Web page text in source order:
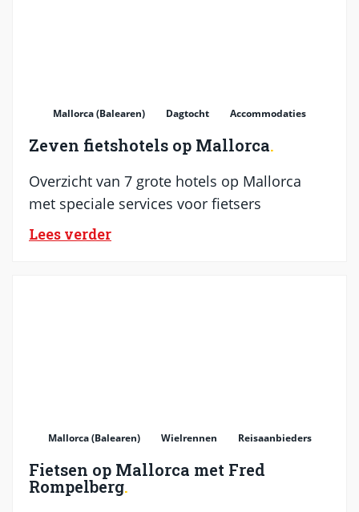
Mallorca (Balearen) Dagtocht Accommodaties
Zeven fietshotels op Mallorca
Overzicht van 7 grote hotels op Mallorca
met speciale services voor fietsers
Lees verder
Mallorca (Balearen) Wielrennen Reisaanbieders
Fietsen op Mallorca met Fred
Rompelberg